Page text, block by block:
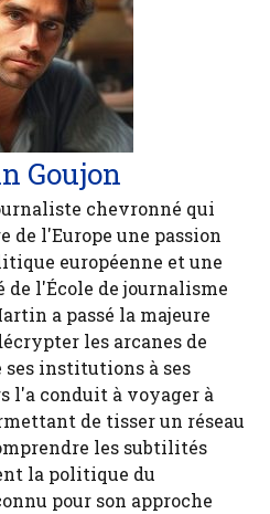
Goujon
chevronné qui
de l'Europe une passion
européenne et une
l'École de journalisme
a passé la majeure
les arcanes de
ses institutions à ses
l'a conduit à voyager à
de tisser un réseau
les subtilités
la politique du
pour son approche